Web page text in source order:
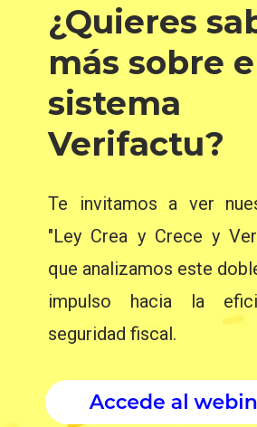
¿Quieres
más sobre
sistema
Verifactu?
Te invitamos a ver
"Ley Crea y Crece y
que analizamos este
impulso hacia la
seguridad fiscal.